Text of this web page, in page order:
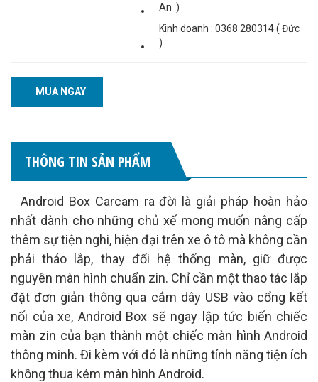
An )
Kinh doanh : 0368 280314 ( Đức
)
MUA NGAY
THÔNG TIN SẢN PHẨM
Android Box Carcam ra đời là giải pháp hoàn hảo
nhất dành cho những chủ xế mong muốn nâng cấp
thêm sự tiện nghi, hiện đại trên xe ô tô mà không cần
phải tháo lắp, thay đổi hệ thống màn, giữ được
nguyên màn hình chuẩn zin. Chỉ cần một thao tác lắp
đặt đơn giản thông qua cắm dây USB vào cổng kết
nối của xe, Android Box sẽ ngay lập tức biến chiếc
màn zin của bạn thành một chiếc màn hình Android
thông minh. Đi kèm với đó là những tính năng tiện ích
không thua kém màn hình Android.